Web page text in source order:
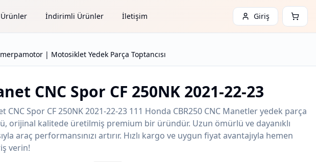
İndirimli Ürünler İletişim Giriş
| Motosiklet Yedek Parça Toptancısı
CNC Spor CF 250NK 2021-22-23
CNC Spor CF 250NK 2021-22-23 111 Honda CBR250 CNC Manetler yedek parça
orijinal kalitede üretilmiş premium bir üründür. Uzun ömürlü ve dayanıklı
araç performansınızı artırır. Hızlı kargo ve uygun fiyat avantajıyla hemen
verin!